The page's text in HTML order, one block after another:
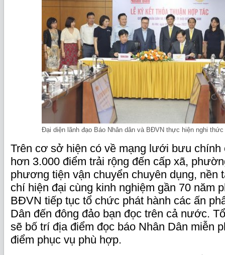
Đại diện lãnh đạo Báo Nhân dân và BĐVN thực hiện nghi
Trên cơ sở hiện có về mạng lưới bưu chính
hơn 3.000 điểm trải rộng đến cấp xã,
phương tiện vận chuyển chuyên dụng, nền
chí hiện đại cùng kinh nghiệm gần 70 năm
BĐVN tiếp tục tổ chức phát hành các ấn
Dân đến đông đảo bạn đọc trên cả nước.
sẽ bố trí địa điểm đọc báo Nhân Dân miễn
điểm phục vụ phù hợp.